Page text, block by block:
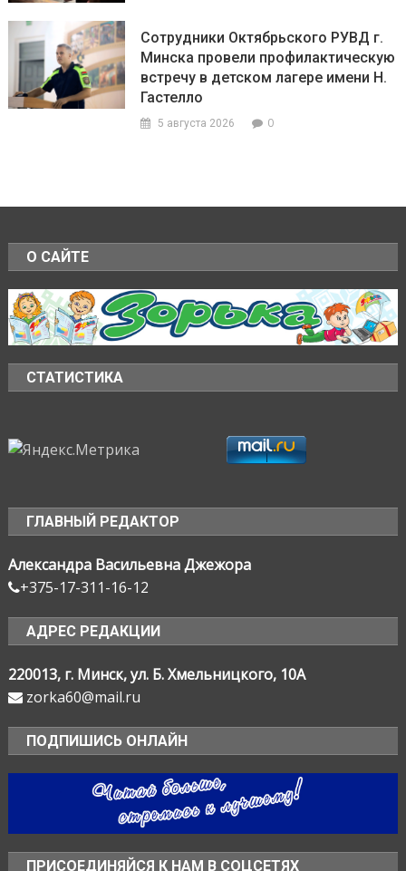
Сотрудники Октябрьского РУВД г.
Минска провели профилактическую
встречу в детском лагере имени Н.
Гастелло
5 августа 2026 0
О САЙТЕ
СТАТИСТИКА
ГЛАВНЫЙ РЕДАКТОР
Александра Васильевна Джежора
+375-17-311-16-12
АДРЕС РЕДАКЦИИ
220013, г. Минск, ул. Б. Хмельницкого, 10А
zorka60@mail.ru
ПОДПИШИСЬ ОНЛАЙН
ПРИСОЕДИНЯЙСЯ К НАМ В СОЦСЕТЯХ